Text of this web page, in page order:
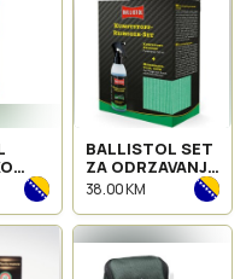
BALLISTOL SET
ZA ODRZAVANJE
SINTETIKE
38.00 KM